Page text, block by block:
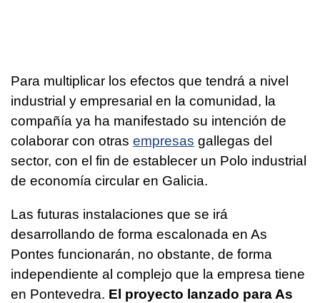
Para multiplicar los efectos que tendrá a nivel
industrial y empresarial en la comunidad, la
compañía ya ha manifestado su intención de
colaborar con otras empresas gallegas del
sector, con el fin de establecer un Polo industrial
de economía circular en Galicia.
Las futuras instalaciones que se irá
desarrollando de forma escalonada en As
Pontes funcionarán, no obstante, de forma
independiente al complejo que la empresa tiene
en Pontevedra. El proyecto lanzado para As